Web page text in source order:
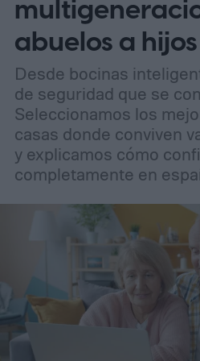
abuelos a hijos
Desde bocinas
de seguridad que se
Seleccionamos los
casas donde conviven
y explicamos cómo
completamente en